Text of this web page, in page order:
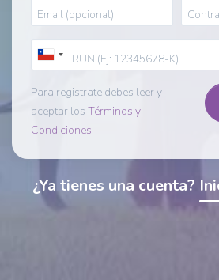
Email (opcional)
RUN (Ej: 12345678-K)
Para registrate debes leer y
aceptar los Términos y
Condiciones.
¿Ya tienes una cuenta?